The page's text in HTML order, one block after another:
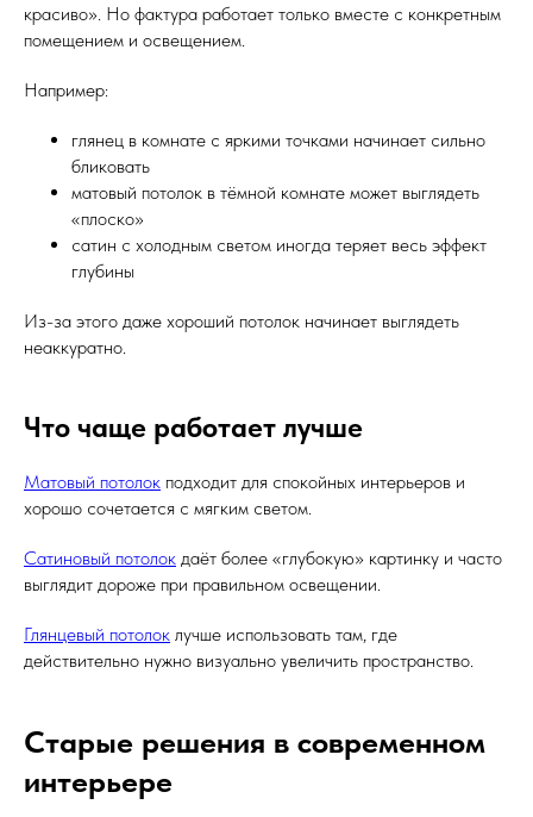
красиво». Но фактура работает только вместе с конкретным
помещением и освещением.
Например:
глянец в комнате с яркими точками начинает сильно
бликовать
матовый потолок в тёмной комнате может выглядеть
«плоско»
сатин с холодным светом иногда теряет весь эффект
глубины
Из-за этого даже хороший потолок начинает выглядеть
неаккуратно.
Что чаще работает лучше
Матовый потолок подходит для спокойных интерьеров и
хорошо сочетается с мягким светом.
Сатиновый потолок даёт более «глубокую» картинку и часто
выглядит дороже при правильном освещении.
Глянцевый потолок лучше использовать там, где
действительно нужно визуально увеличить пространство.
Старые решения в современном
интерьере